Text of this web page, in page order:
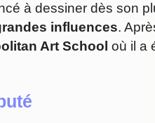
à dessiner dès son
influences.
Art School où il a